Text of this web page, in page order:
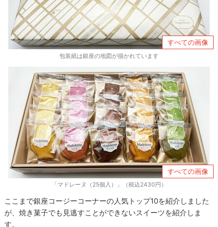
すべての画像
包装紙は銀座の地図が描かれています
すべての画像
「マドレーヌ（25個入）」（税込2430円）
ここまで銀座コージーコーナーの人気トップ10を紹介しました
が、焼き菓子でも見逃すことができないスイーツを紹介しま
す。